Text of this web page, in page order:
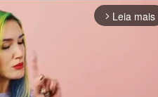
arrow_forward_ios Leia mais